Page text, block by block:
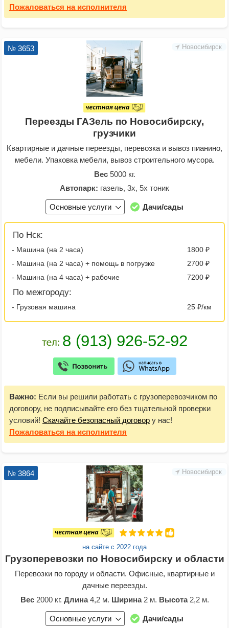
Пожаловаться на исполнителя
Новосибирск
№ 3653
Переезды ГАЗель по Новосибирску,
грузчики
Квартирные и дачные переезды, перевозка и вывоз пианино,
мебели. Упаковка мебели, вывоз строительного мусора.
Вес5000 кг.
Автопарк: газель, 3х, 5х тоник
Основные услуги Дачи/сады
По Нск:
- Машина (на 2 часа)
1800 ₽
- Машина (на 2 часа) + помощь в погрузке
2700 ₽
- Машина (на 4 часа) + рабочие
7200 ₽
По межгороду:
- Грузовая машина 25 ₽/км
Важно: Если вы решили работать с грузоперевозчиком по
договору, не подписывайте его без тщательной проверки
условий! Скачайте безопасный договор у нас!
Пожаловаться на исполнителя
Новосибирск
№ 3864
на сайте с 2022 года
Грузоперевозки по Новосибирску и области
Перевозки по городу и области. Офисные, квартирные и
дачные переезды.
Вес2000 кг. Длина4,2 м. Ширина2 м. Высота2,2 м.
Основные услуги Дачи/сады